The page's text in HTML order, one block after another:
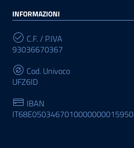
INFORMAZIONI
C.F. / P.IVA
93036670367
Cod. Univoco
UFZ6ID
IBAN
IT68E0503467010000000015950